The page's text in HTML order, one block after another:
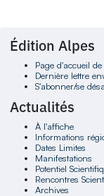
Édition Alpes
Page d'accueil
Dernière lettre
S'abonner/se
Actualités
À l'affiche
Informations
Dates Limites
Manifestations
Potentiel
Rencontres
Archives